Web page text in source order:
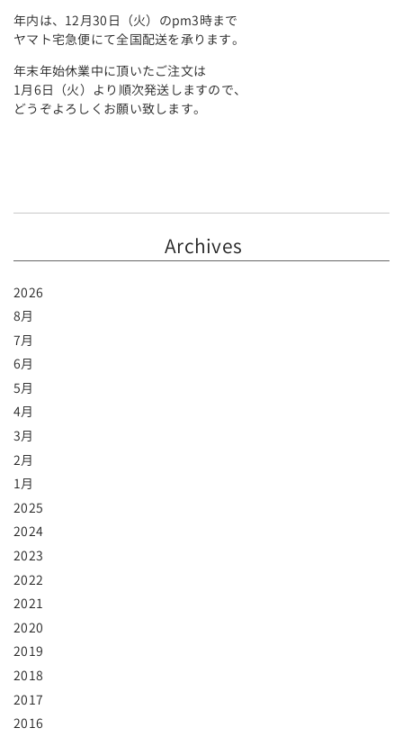
年内は、12月30日（火）のpm3時まで
ヤマト宅急便にて全国配送を承ります。
年末年始休業中に頂いたご注文は
1月6日（火）より順次発送しますので、
どうぞよろしくお願い致します。
Archives
2026
8月
7月
6月
5月
4月
3月
2月
1月
2025
2024
2023
2022
2021
2020
2019
2018
2017
2016